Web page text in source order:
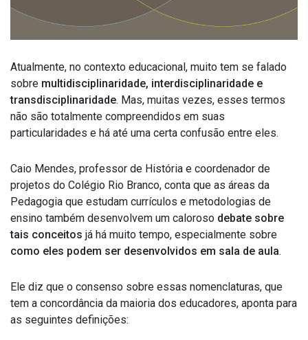
Atualmente, no contexto educacional, muito tem se falado
sobre multidisciplinaridade, interdisciplinaridade e
transdisciplinaridade. Mas, muitas vezes, esses termos
não são totalmente compreendidos em suas
particularidades e há até uma certa confusão entre eles.
Caio Mendes, professor de História e coordenador de
projetos do Colégio Rio Branco, conta que as áreas da
Pedagogia que estudam currículos e metodologias de
ensino também desenvolvem um caloroso debate sobre
tais conceitos já há muito tempo, especialmente sobre
como eles podem ser desenvolvidos em sala de aula.
Ele diz que o consenso sobre essas nomenclaturas, que
tem a concordância da maioria dos educadores, aponta para
as seguintes definições: